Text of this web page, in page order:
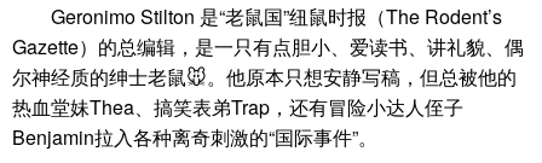
Geronimo Stilton 是“老鼠国”纽鼠时报（The Rodent’s
Gazette）的总编辑，是一只有点胆小、爱读书、讲礼貌、偶
尔神经质的绅士老鼠🐭。他原本只想安静写稿，但总被他的
热血堂妹Thea、搞笑表弟Trap，还有冒险小达人侄子
Benjamin拉入各种离奇刺激的“国际事件”。